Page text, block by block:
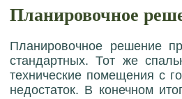
Планировочное
Планировочное решение
стандартных. Тот же
технические помещения с
недостаток. В конечном